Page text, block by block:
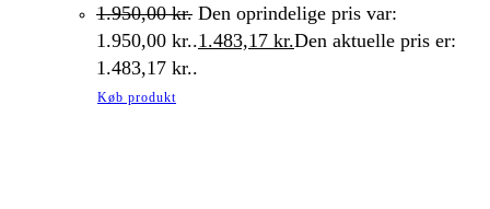
1.950,00kr. Den oprindelige pris var:
1.950,00 kr..1.483,17 kr.Den aktuelle pris er:
1.483,17 kr..
Køb produkt